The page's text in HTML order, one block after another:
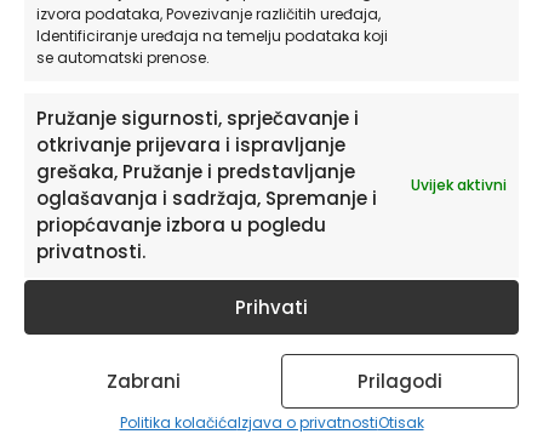
izvora podataka, Povezivanje različitih uređaja,
Identificiranje uređaja na temelju podataka koji
se automatski prenose.
Pružanje sigurnosti, sprječavanje i
otkrivanje prijevara i ispravljanje
grešaka, Pružanje i predstavljanje
oglašavanja i sadržaja, Spremanje i
priopćavanje izbora u pogledu
privatnosti.
Uvijek aktivni
Prihvati
Zabrani Prilagodi
Politika kolačićaIzjava o privatnostiOtisak
Naljepnice za zid dječje sobe | I’m a Hero
od19,90€
ODABERITE OPCIJE